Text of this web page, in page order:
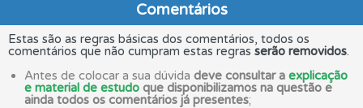
Comentários
Estas são as regras básicas dos comentários, todos os
comentários que não cumpram estas regras serão removidos.
Antes de colocar a sua dúvida deve consultar a explicação
e material de estudo que disponibilizamos na questão e
ainda todos os comentários já presentes;